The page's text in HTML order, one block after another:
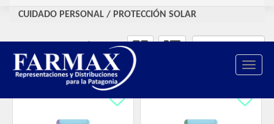
Toggle
CUIDADO PERSONAL / PROTECCIÓN SOLAR